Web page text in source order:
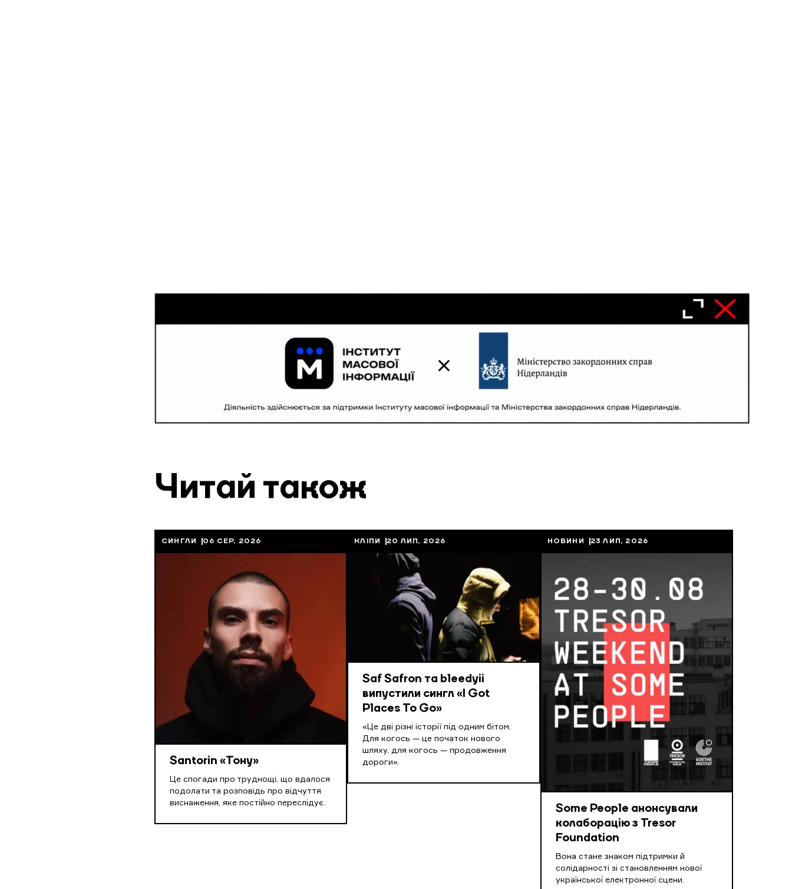
Читай також
СИНГЛИ 06 СЕР, 2026
Santorin «Тону»
Це спогади про труднощі, що вдалося
подолати та розповідь про відчуття
виснаження, яке постійно переслідує.
КЛІПИ 20 ЛИП, 2026
Saf Safron та bleedyii
випустили сингл «I Got
Places To Go»
«Це дві різні історії під одним бітом.
Для когось — це початок нового
шляху, для когось — продовження
дороги».
НОВИНИ 23 ЛИП, 2026
Some People анонсували
колаборацію з Tresor
Foundation
Вона стане знаком підтримки й
солідарності зі становленням нової
української електронної сцени.